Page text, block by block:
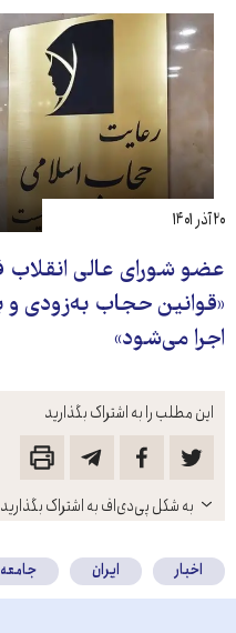
این مطلب را به اشتراک بگذارید
باز
کنید
به شکل پی‌دی‌اف به اشتراک بگذارید
عضو شورای عالی انقلاب
«قوانین حجاب به‌زودی
اجرا می‌شود»
۲۰ آذر ۱۴۰۱
اخبار ایران